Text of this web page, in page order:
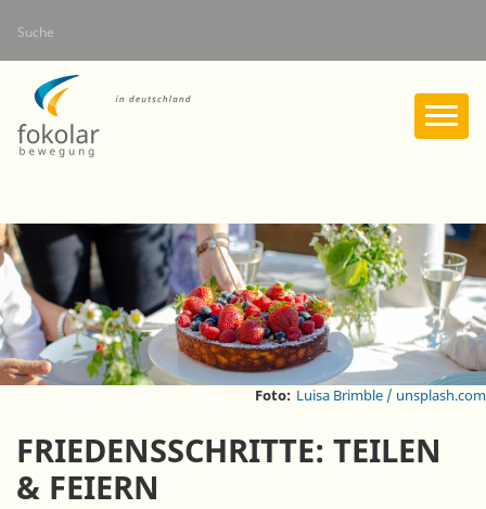
Inhalt
Suche
Foto: Luisa Brimble / unsplash.com
FRIEDENSSCHRITTE: TEILEN
& FEIERN